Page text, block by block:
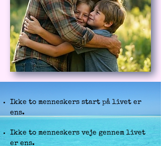
Ikke to menneskers start på livet er
ens.
Ikke to menneskers veje gennem livet
er ens.